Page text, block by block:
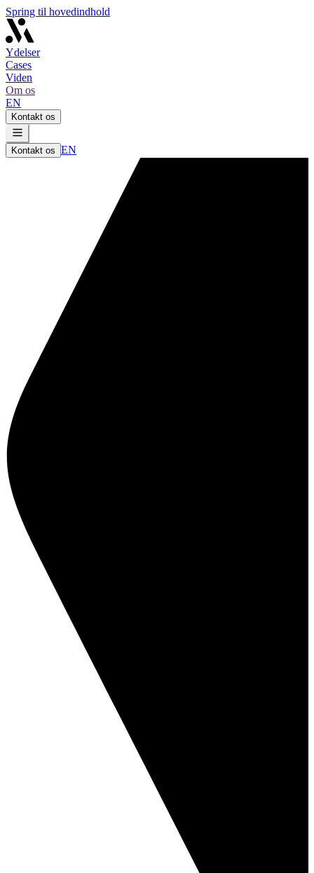
Spring til hovedindhold
Ydelser
Cases
Viden
Om os
EN
Kontakt os
Kontakt os EN